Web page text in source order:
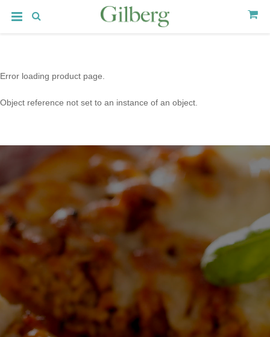
Error loading product page.
Object reference not set to an instance of an object.